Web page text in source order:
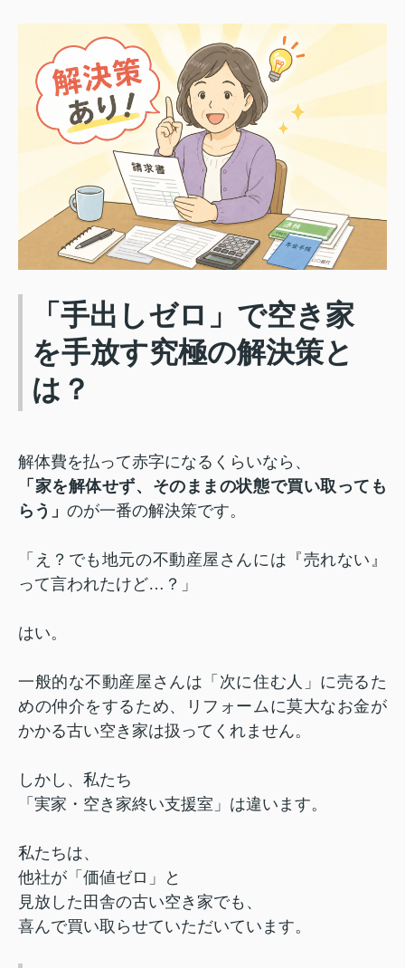
「手出しゼロ」で空き家
を手放す究極の解決策と
は？
解体費を払って赤字になるくらいなら、
「家を解体せず、そのままの状態で買い取っても
らう」 のが一番の解決策です。
「え？でも地元の不動産屋さんには『売れない』
って言われたけど…？」
はい。
一般的な不動産屋さんは「次に住む人」に売るた
めの仲介をするため、リフォームに莫大なお金が
かかる古い空き家は扱ってくれません。
しかし、 私たち
「実家・空き家終い支援室」 は違います。
私たちは、
他社が「価値ゼロ」と
見放した田舎の古い空き家でも、
喜んで買い取らせていただいています。